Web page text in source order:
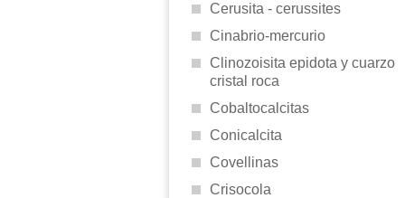
Cerusita - cerussites
Cinabrio-mercurio
Clinozoisita epidota y cuarzo
cristal roca
Cobaltocalcitas
Conicalcita
Covellinas
Crisocola